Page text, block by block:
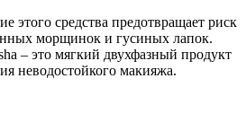
этого средства предотвращает риск
морщинок и гусиных лапок.
– это мягкий двухфазный продукт
неводостойкого макияжа.